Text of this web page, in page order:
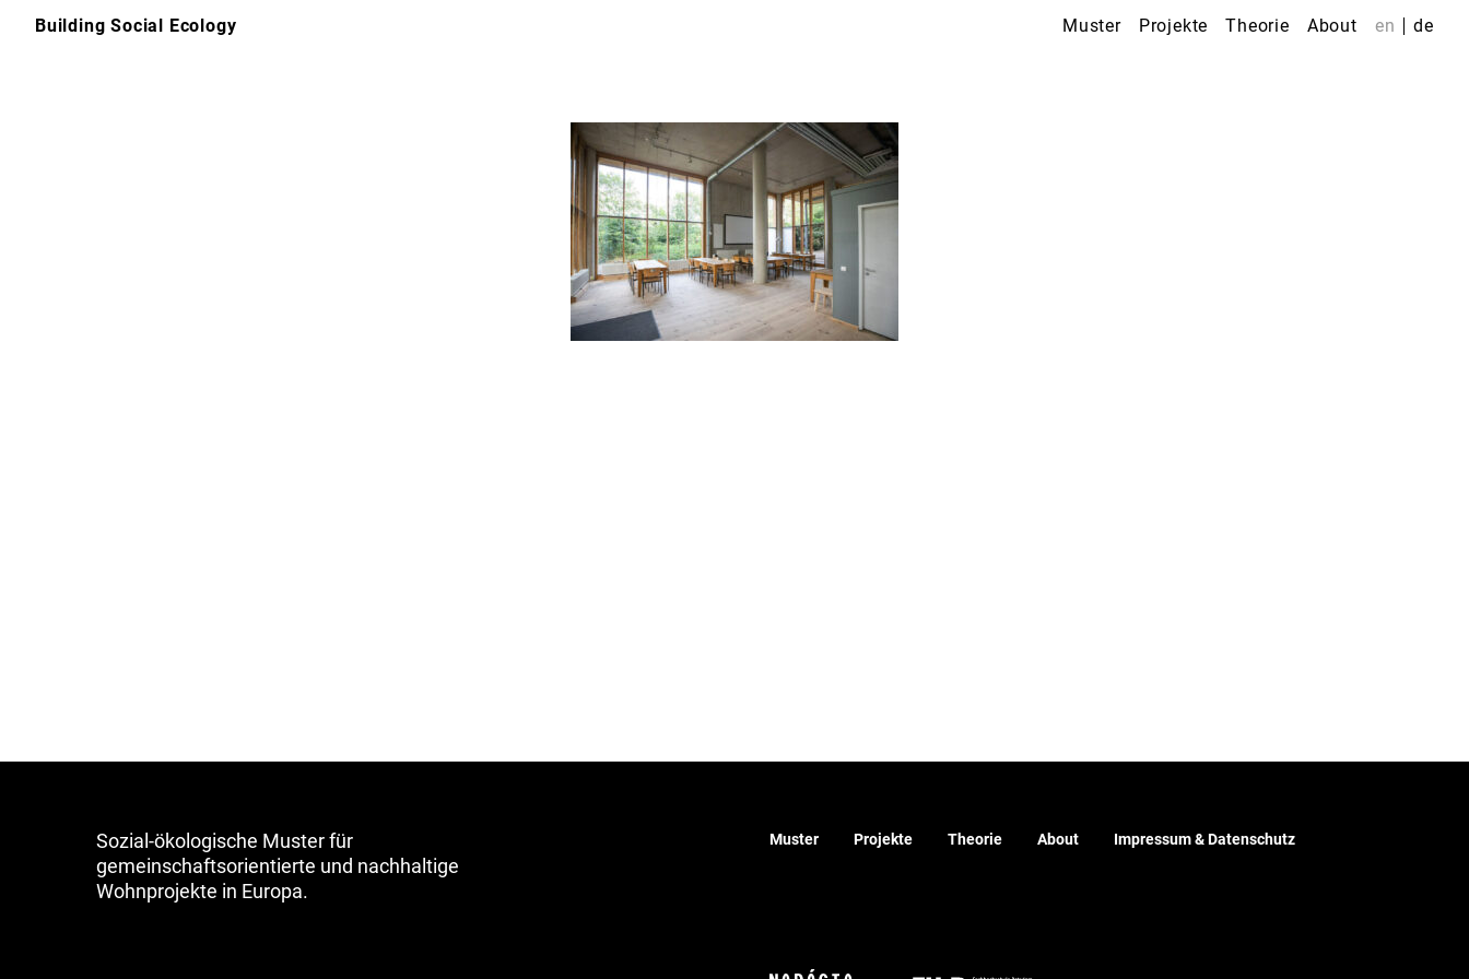
Building Social Ecology Muster Projekte Theorie About en de
Muster Projekte Theorie About Impressum & Datenschutz
Sozial-ökologische Muster für
gemeinschaftsorientierte und nachhaltige
Wohnprojekte in Europa.